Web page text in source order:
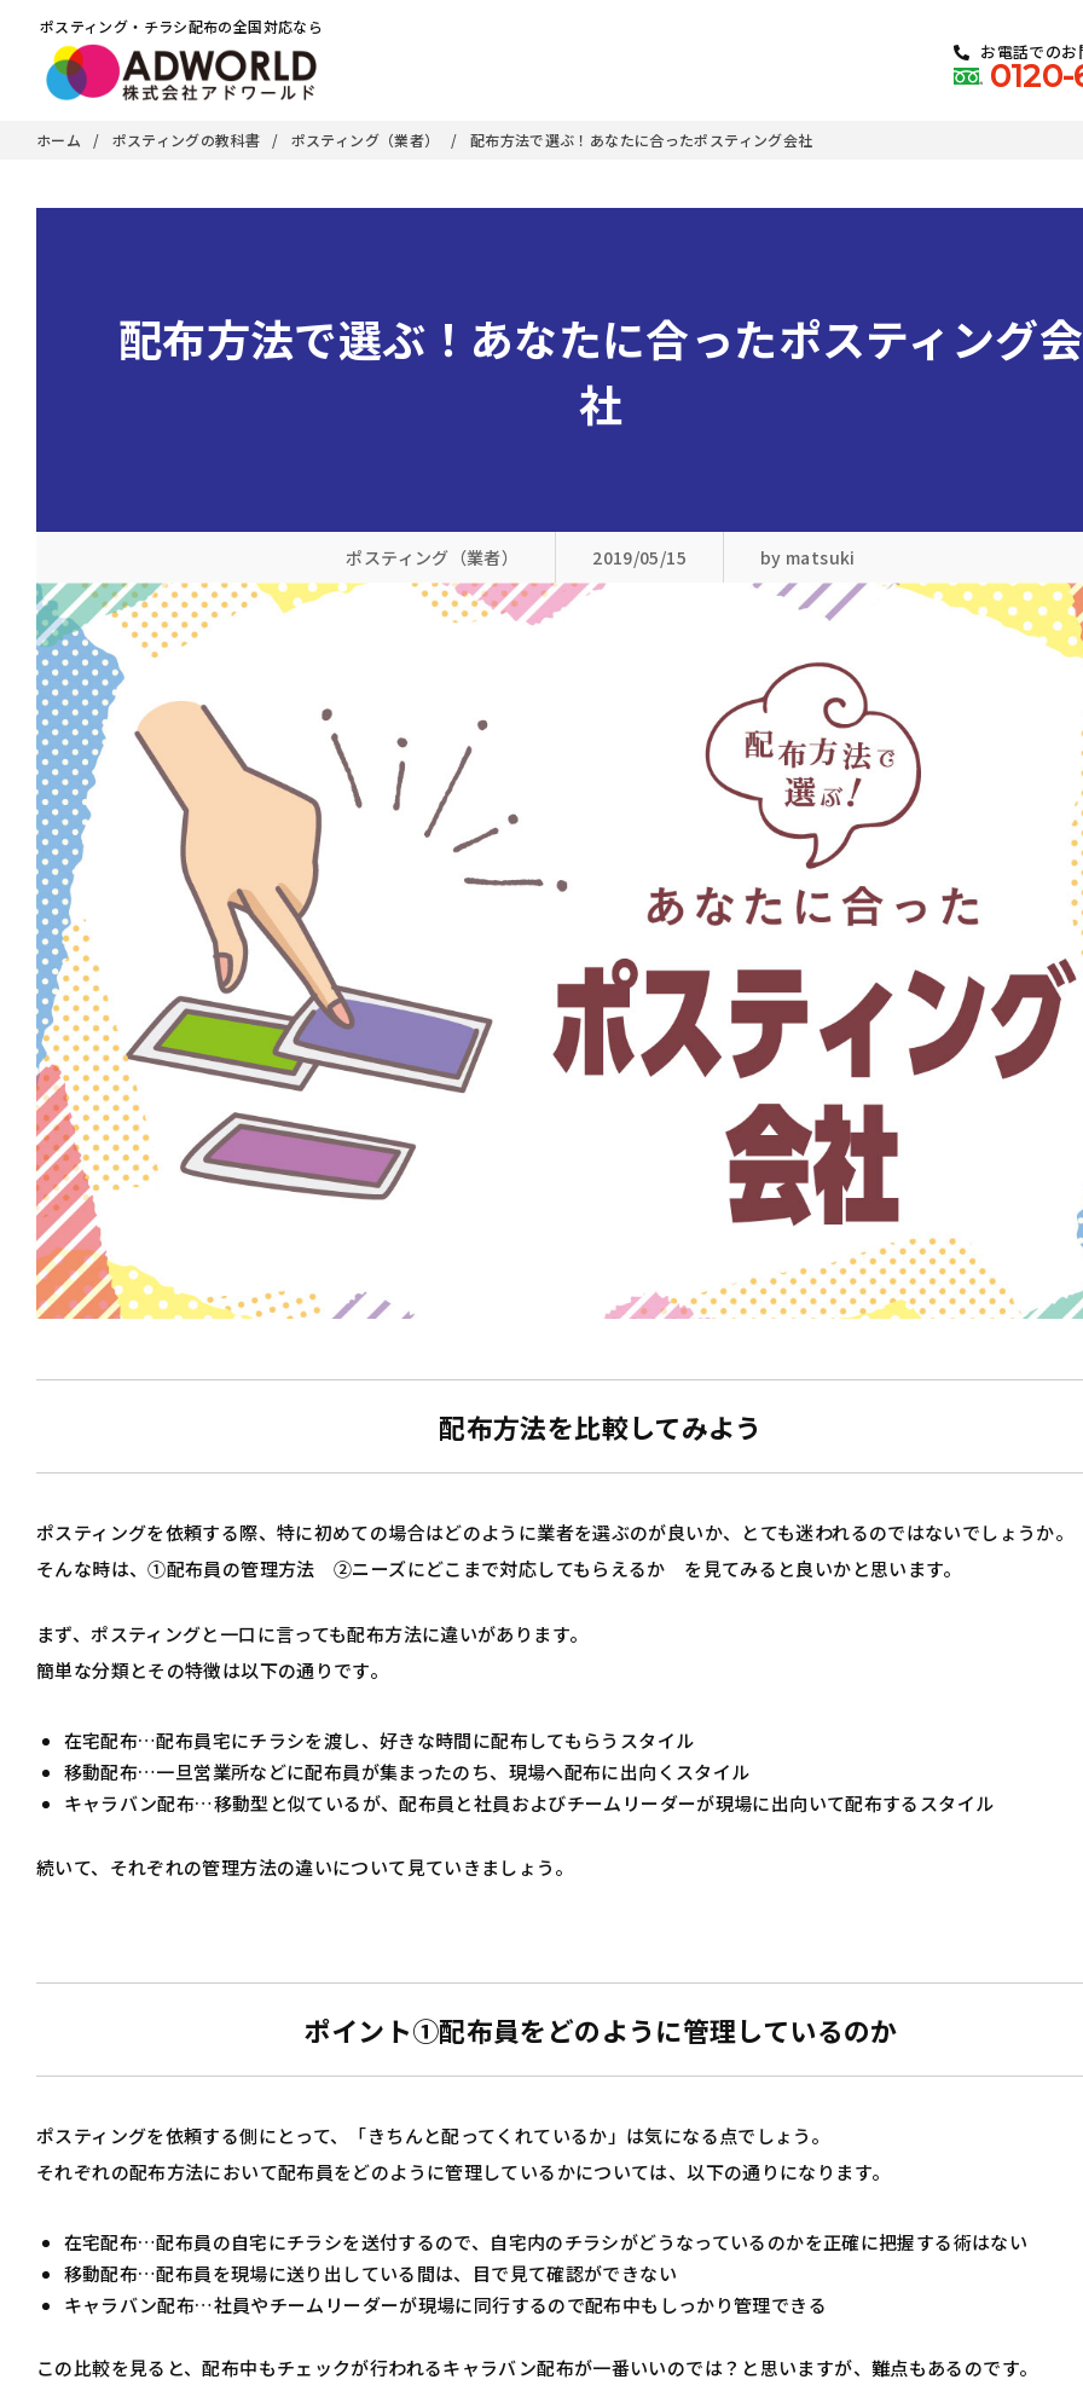
ポスティング・チラシ配布の全国対応なら
お電話でのお
ホーム ポスティングの教科書 ポスティング（業者） 配布方法で選ぶ！あなたに合ったポスティング会社
配布方法で選ぶ！あなたに合ったポスティング会
社
ポスティング（業者） 2019/05/15 by matsuki
配布方法を比較してみよう
ポスティングを依頼する際、特に初めての場合はどのように業者を選ぶのが良いか、とても迷われるのではないでしょうか。
そんな時は、①配布員の管理方法 ②ニーズにどこまで対応してもらえるか を見てみると良いかと思います。
まず、ポスティングと一口に言っても配布方法に違いがあります。
簡単な分類とその特徴は以下の通りです。
在宅配布…配布員宅にチラシを渡し、好きな時間に配布してもらうスタイル
移動配布…一旦営業所などに配布員が集まったのち、現場へ配布に出向くスタイル
キャラバン配布…移動型と似ているが、配布員と社員およびチームリーダーが現場に出向いて配布するスタイル
続いて、それぞれの管理方法の違いについて見ていきましょう。
ポイント①配布員をどのように管理しているのか
ポスティングを依頼する側にとって、「きちんと配ってくれているか」は気になる点でしょう。
それぞれの配布方法において配布員をどのように管理しているかについては、以下の通りになります。
在宅配布…配布員の自宅にチラシを送付するので、自宅内のチラシがどうなっているのかを正確に把握する術はない
移動配布…配布員を現場に送り出している間は、目で見て確認ができない
キャラバン配布…社員やチームリーダーが現場に同行するので配布中もしっかり管理できる
この比較を見ると、配布中もチェックが行われるキャラバン配布が一番いいのでは？と思いますが、難点もあるのです。